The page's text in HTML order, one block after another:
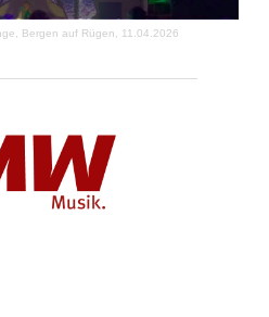
Bergen auf Rügen, 11.04.2026